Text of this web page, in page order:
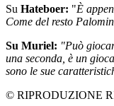
Su Hateboer: "È
Come del resto
Su Muriel: "Può
una seconda, è un
sono le sue
© RIPRODUZIONE